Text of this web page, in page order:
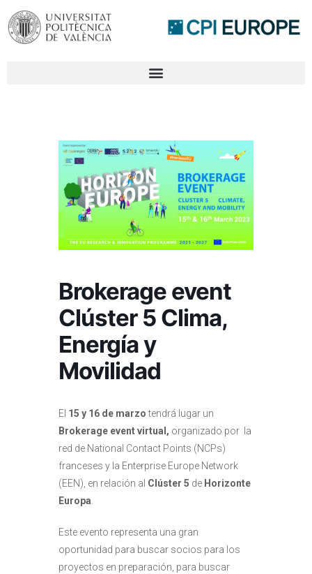
Brokerage event
Clúster 5 Clima,
Energía y
Movilidad
El 15 y 16 de marzotendrá lugar un
Brokerage event virtual, organizado por la
red de National Contact Points (NCPs)
franceses y la Enterprise Europe Network
(EEN), en relación al Clúster 5 de Horizonte
Europa.
Este evento representa una gran
oportunidad para buscar socios para los
proyectos en preparación, para buscar